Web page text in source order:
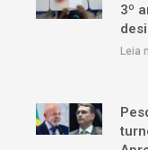
3º
Leia